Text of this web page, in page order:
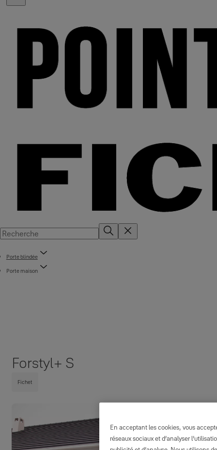
Porte blindée
Porte maison
Forstyl+ S
Fichet
En acceptant les cookies, vous
réseaux sociaux et d’analyser